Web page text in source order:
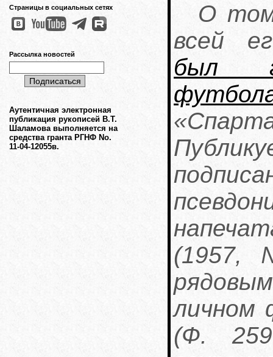
Страницы в социальных сетях
Рассылка новостей
Аутентичная электронная
публикация рукописей В.Т.
Шаламова выполняется на
средства гранта РГНФ No.
11-04-12055в.
О
всей
был
(1957,
личном
(Ф.